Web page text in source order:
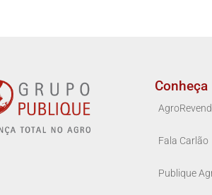
Conheça
Fala Carlão
Publique